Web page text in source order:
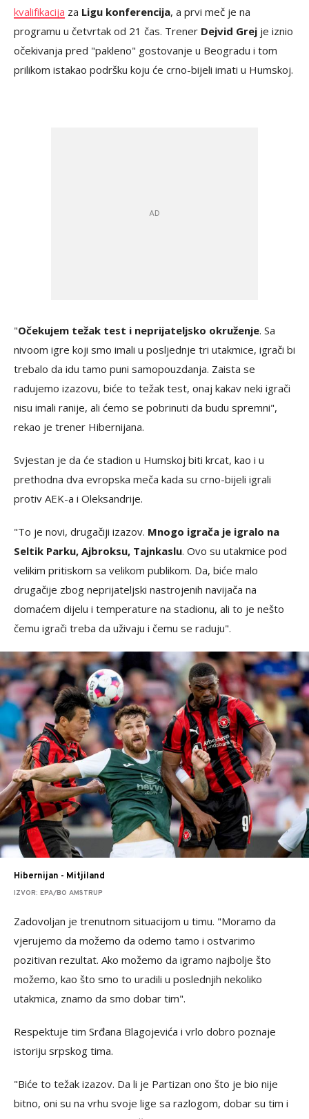
kvalifikacija za Ligu konferencija, a prvi meč je na
programu u četvrtak od 21 čas. Trener Dejvid Grej je iznio
očekivanja pred "pakleno" gostovanje u Beogradu i tom
prilikom istakao podršku koju će crno-bijeli imati u Humskoj.
"Očekujem težak test i neprijateljsko okruženje. Sa
nivoom igre koji smo imali u posljednje tri utakmice, igrači bi
trebalo da idu tamo puni samopouzdanja. Zaista se
radujemo izazovu, biće to težak test, onaj kakav neki igrači
nisu imali ranije, ali ćemo se pobrinuti da budu spremni",
rekao je trener Hibernijana.
Svjestan je da će stadion u Humskoj biti krcat, kao i u
prethodna dva evropska meča kada su crno-bijeli igrali
protiv AEK-a i Oleksandrije.
"To je novi, drugačiji izazov. Mnogo igrača je igralo na
Seltik Parku, Ajbroksu, Tajnkaslu. Ovo su utakmice pod
velikim pritiskom sa velikom publikom. Da, biće malo
drugačije zbog neprijateljski nastrojenih navijača na
domaćem dijelu i temperature na stadionu, ali to je nešto
čemu igrači treba da uživaju i čemu se raduju".
Hibernijan - Mitjiland
IZVOR: EPA/BO AMSTRUP
Zadovoljan je trenutnom situacijom u timu. "Moramo da
vjerujemo da možemo da odemo tamo i ostvarimo
pozitivan rezultat. Ako možemo da igramo najbolje što
možemo, kao što smo to uradili u poslednjih nekoliko
utakmica, znamo da smo dobar tim".
Respektuje tim Srđana Blagojevića i vrlo dobro poznaje
istoriju srpskog tima.
"Biće to težak izazov. Da li je Partizan ono što je bio nije
bitno, oni su na vrhu svoje lige sa razlogom, dobar su tim i